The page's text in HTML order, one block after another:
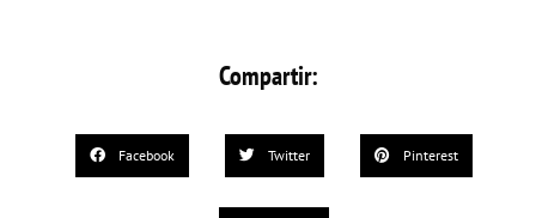
Compartir:
Facebook Twitter Pinterest